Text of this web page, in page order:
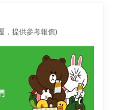
，提供參考報價)